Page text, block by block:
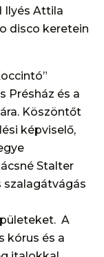
Ilyés Attila
disco keretein
Présház és a
Köszöntőt
képviselő,
Stalter
szalagátvágás
A
kórus és a